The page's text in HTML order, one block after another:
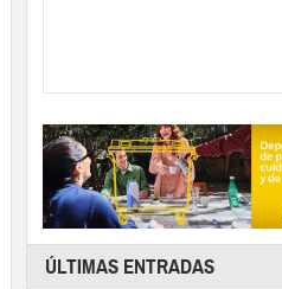
ÚLTIMAS ENTRADAS